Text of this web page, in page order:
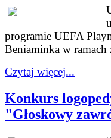
programie UEFA
Beniaminka w
Czytaj więcej...
Konkurs
"Głoskowy